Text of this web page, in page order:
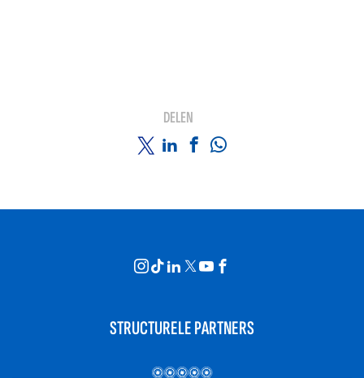
DELEN
STRUCTURELE PARTNERS